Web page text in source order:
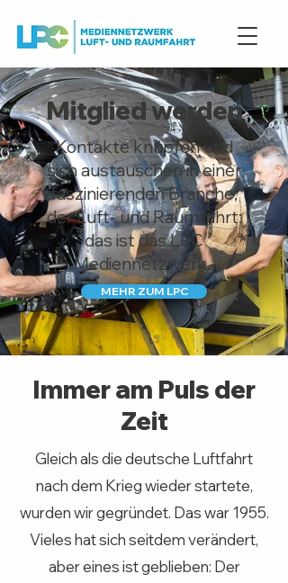
Mitglied werden
Kontakte knüpfen und
sich austauschen in einer
faszinierenden Branche,
der Luft- und Raumfahrt:
das ist das LPC
Mediennetzwerk.
MEHR ZUM LPC
Immer am Puls der
Zeit
Gleich als die deutsche Luftfahrt
nach dem Krieg wieder startete,
wurden wir gegründet. Das war 1955.
Vieles hat sich seitdem verändert,
aber eines ist geblieben: Der